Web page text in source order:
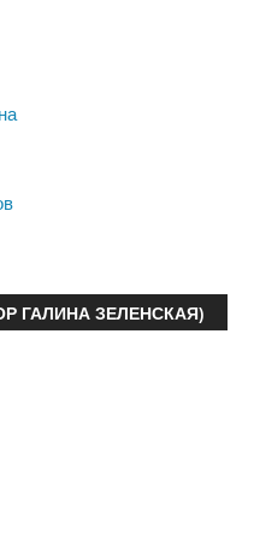
ГАЛИНА ЗЕЛЕНСКАЯ)